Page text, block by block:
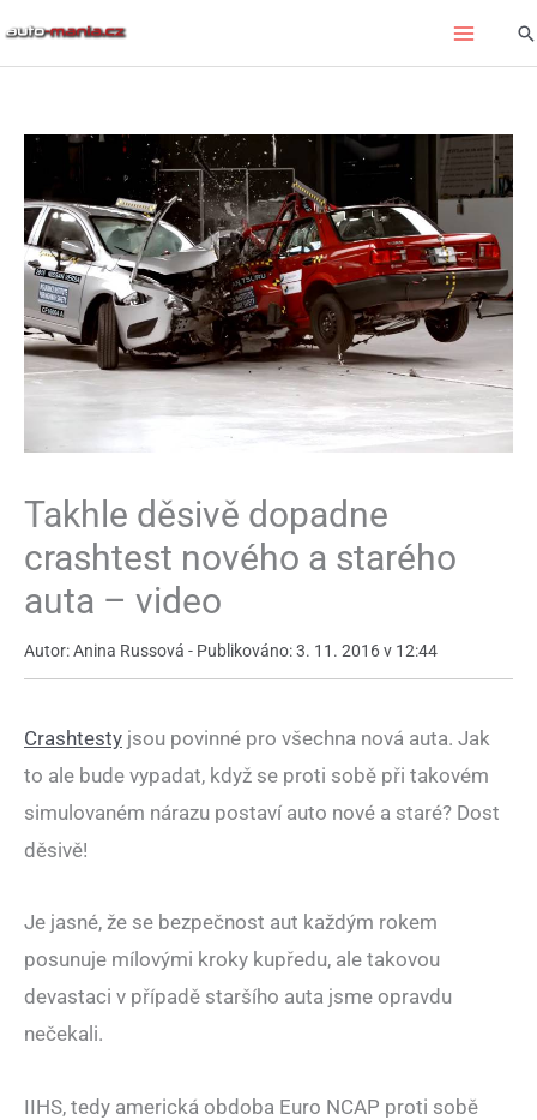
Takhle děsivě dopadne
crashtest nového a starého
auta – video
Autor: Anina Russová - Publikováno: 3. 11. 2016 v 12:44
Crashtesty jsou povinné pro všechna nová auta. Jak
to ale bude vypadat, když se proti sobě při takovém
simulovaném nárazu postaví auto nové a staré? Dost
děsivě!
Je jasné, že se bezpečnost aut každým rokem
posunuje mílovými kroky kupředu, ale takovou
devastaci v případě staršího auta jsme opravdu
nečekali.
IIHS, tedy americká obdoba Euro NCAP proti sobě